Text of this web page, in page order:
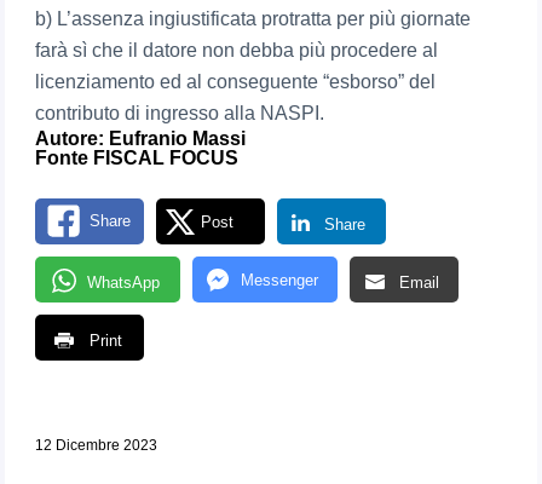
b) L’assenza ingiustificata protratta per più giornate
farà sì che il datore non debba più procedere al
licenziamento ed al conseguente “esborso” del
contributo di ingresso alla NASPI.
Autore: Eufranio Massi
Fonte FISCAL FOCUS
Share Post Share
WhatsApp Messenger Email
Print
12 Dicembre 2023